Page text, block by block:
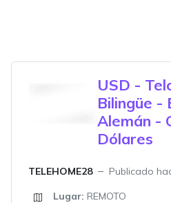
USD -
Bilingüe -
Alemán -
Dólares
TELEHOME28
Publicado
Lugar: REMOTO